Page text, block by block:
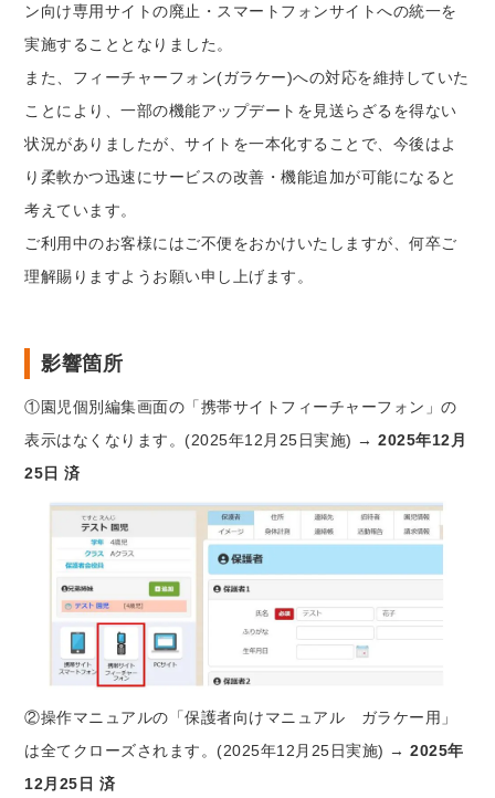
ン向け専用サイトの廃止・スマートフォンサイトへの統一を
実施することとなりました。
また、フィーチャーフォン(ガラケー)への対応を維持していた
ことにより、一部の機能アップデートを見送らざるを得ない
状況がありましたが、サイトを一本化することで、今後はよ
り柔軟かつ迅速にサービスの改善・機能追加が可能になると
考えています。
ご利用中のお客様にはご不便をおかけいたしますが、何卒ご
理解賜りますようお願い申し上げます。
影響箇所
①園児個別編集画面の「携帯サイトフィーチャーフォン」の
表示はなくなります。(2025年12月25日実施) →2025年12月
25日 済
②操作マニュアルの「保護者向けマニュアル ガラケー用」
は全てクローズされます。(2025年12月25日実施) →2025年
12月25日 済